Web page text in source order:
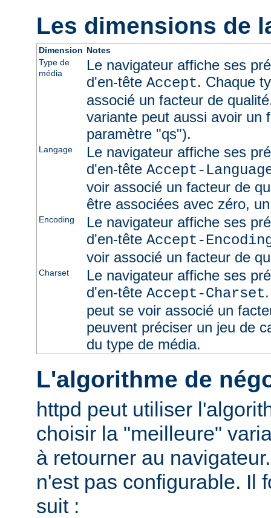
Les dimensions de
Dimension Notes
Type de
média
Le navigateur affiche ses
d'en-tête Accept. Chaque
associé un facteur de
variante peut aussi avoir un
paramètre "qs").
Langage
Le navigateur affiche ses
d'en-tête Accept-
voir associé un facteur de
être associées avec zéro,
Encoding
Le navigateur affiche ses
d'en-tête Accept-
voir associé un facteur de
Charset
Le navigateur affiche ses
d'en-tête Accept-Charset
peut se voir associé un
peuvent préciser un jeu de
du type de média.
L'algorithme de
httpd peut utiliser
choisir la "meilleure"
à retourner au
n'est pas configurable. Il
suit :